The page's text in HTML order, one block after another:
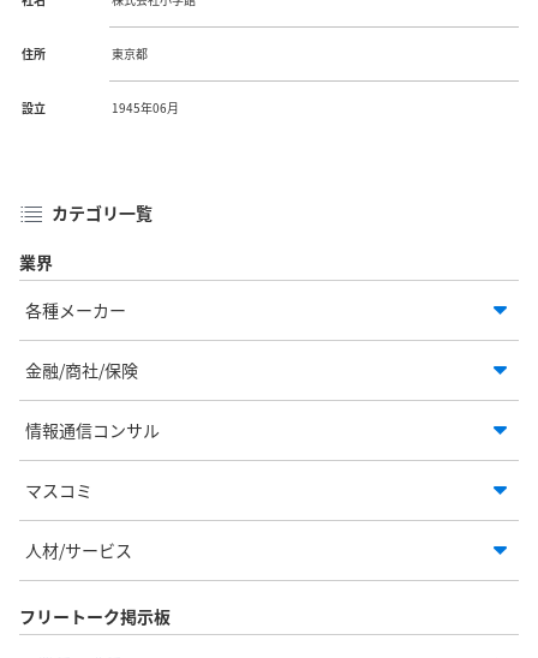
住所 東京都
設立 1945年06月
カテゴリ一覧
業界
各種メーカー
金融/商社/保険
情報通信コンサル
マスコミ
人材/サービス
フリートーク掲示板